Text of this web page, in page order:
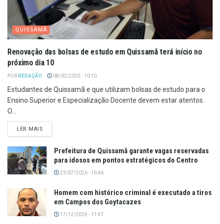
QUISSAMÃ
Renovação das bolsas de estudo em Quissamã terá início no
próximo dia 10
POR REDAÇÃO 08/02/2025 - 10:10
Estudantes de Quissamã e que utilizam bolsas de estudo para o
Ensino Superior e Especialização Docente devem estar atentos.
O...
LER MAIS
Prefeitura de Quissamã garante vagas reservadas
para idosos em pontos estratégicos do Centro
23/07/2026 - 16:46
Homem com histórico criminal é executado a tiros
em Campos dos Goytacazes
17/12/2024 - 11:47